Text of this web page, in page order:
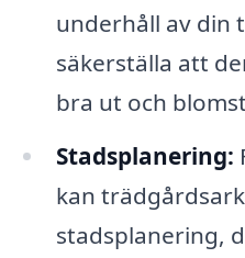
underhåll av din
säkerställa att
bra ut och
Stadsplanering:
kan
stadsplanering,